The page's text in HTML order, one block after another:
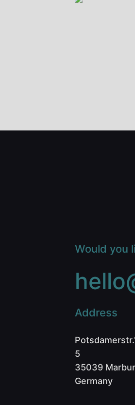
Would you
Address
5
35039
Germany